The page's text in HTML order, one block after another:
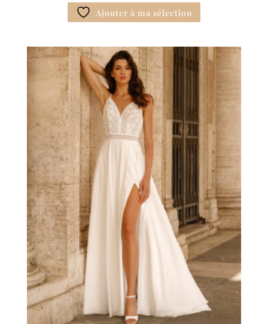
Ajouter à ma sélection